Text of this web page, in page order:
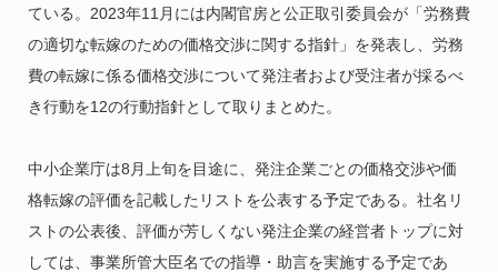
ている。2023年11月には内閣官房と公正取引委員会が「労務費
の適切な転嫁のための価格交渉に関する指針」を発表し、労務
費の転嫁に係る価格交渉について発注者および受注者が採るべ
き行動を12の行動指針として取りまとめた。
中小企業庁は8月上旬を目途に、発注企業ごとの価格交渉や価
格転嫁の評価を記載したリストを公表する予定である。社名リ
ストの公表後、評価が芳しくない発注企業の経営者トップに対
しては、事業所管大臣名での指導・助言を実施する予定であ